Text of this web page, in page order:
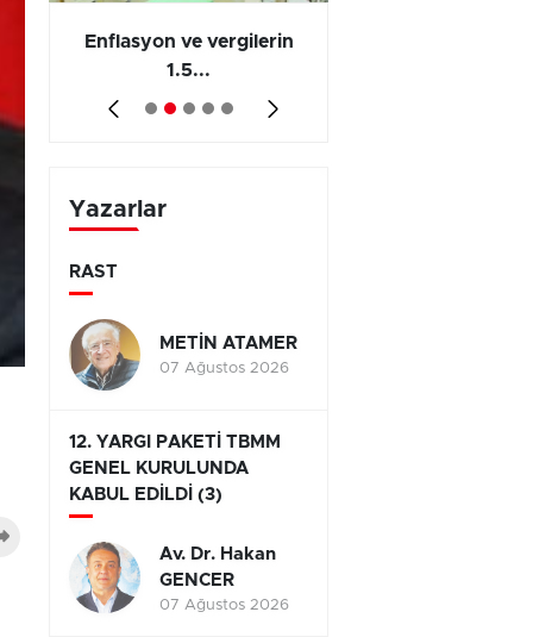
Enflasyon ve vergilerin
1.5...
Yazarlar
RAST
METİN ATAMER
07 Ağustos 2026
12. YARGI PAKETİ TBMM
GENEL KURULUNDA
KABUL EDİLDİ (3)
Av. Dr. Hakan
GENCER
07 Ağustos 2026